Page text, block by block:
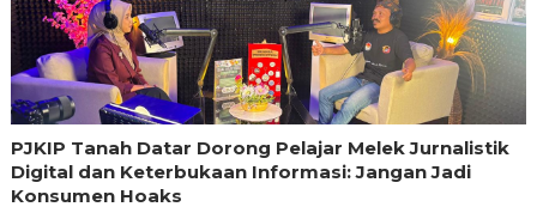
PJKIP Tanah Datar Dorong Pelajar Melek Jurnalistik
Digital dan Keterbukaan Informasi: Jangan Jadi
Konsumen Hoaks